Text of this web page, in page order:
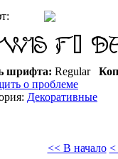
шрифта: Regular
о проблеме
Декоративные
<< В начало <